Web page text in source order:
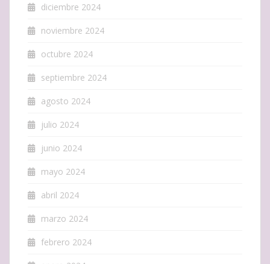
diciembre 2024
noviembre 2024
octubre 2024
septiembre 2024
agosto 2024
julio 2024
junio 2024
mayo 2024
abril 2024
marzo 2024
febrero 2024